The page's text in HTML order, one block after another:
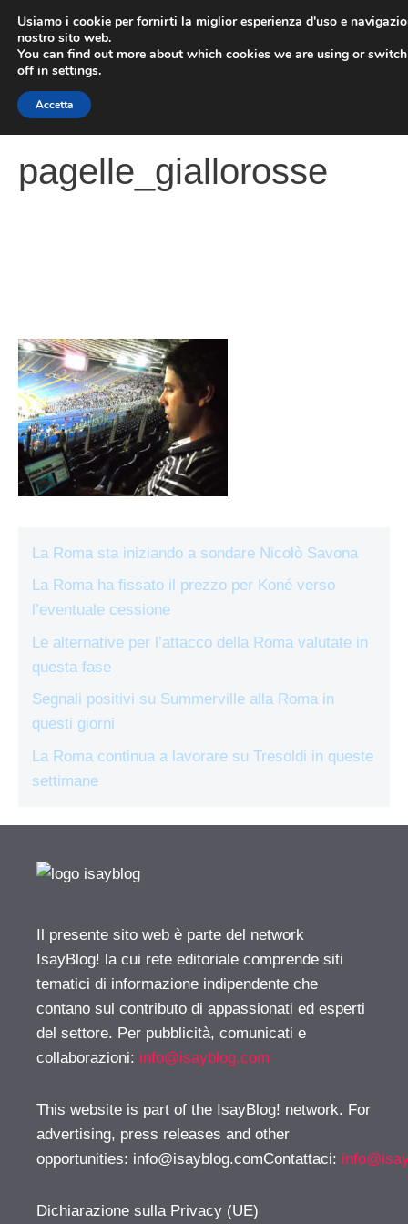
contenuto
pagelle_giallorosse
La Roma sta iniziando a sondare Nicolò Savona
La Roma ha fissato il prezzo per Koné verso
l’eventuale cessione
Le alternative per l’attacco della Roma valutate in
questa fase
Segnali positivi su Summerville alla Roma in
questi giorni
La Roma continua a lavorare su Tresoldi in queste
settimane
Il presente sito web è parte del network
IsayBlog! la cui rete editoriale comprende siti
tematici di informazione indipendente che
contano sul contributo di appassionati ed esperti
del settore. Per pubblicità, comunicati e
collaborazioni: info@isayblog.com
This website is part of the IsayBlog! network. For
advertising, press releases and other
opportunities: info@isayblog.comContattaci:
Dichiarazione sulla Privacy (UE)
Usiamo i cookie per fornirti la miglior esperienza d'uso e
nostro sito web.
You can find out more about which cookies we are using or
off in settings.
Accetta